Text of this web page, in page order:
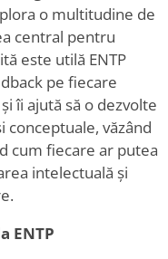
o multitudine de
central pentru
este utilă ENTP
pe fiecare
îi ajută să o dezvolte
văzând
cum fiecare ar putea
intelectuală și
ENTP